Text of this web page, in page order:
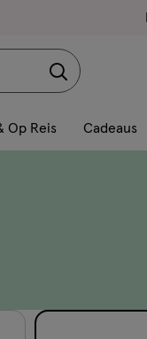
Op Reis Cadeaus